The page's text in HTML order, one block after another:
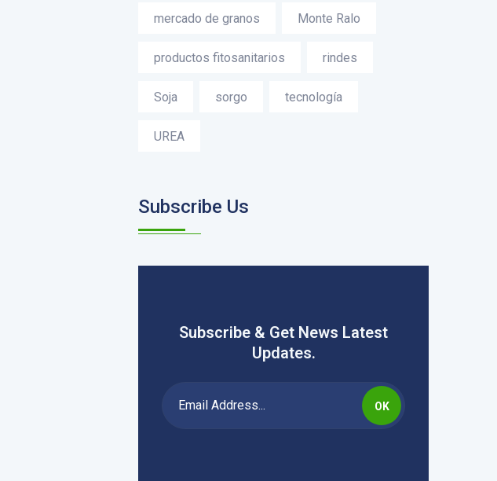
mercado de granos Monte Ralo
productos fitosanitarios rindes
Soja sorgo tecnología
UREA
Subscribe Us
Subscribe & Get News Latest
Updates.
OK